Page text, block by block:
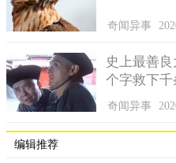
奇闻异事
史上最善
个字救下千
奇闻异事
编辑推荐